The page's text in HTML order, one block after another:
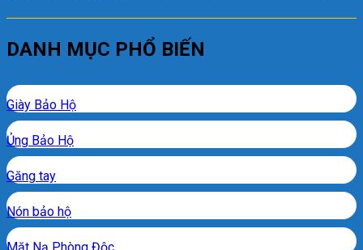
DANH MỤC PHỔ BIẾN
Giày Bảo Hộ
Ủng Bảo Hộ
Găng tay
Nón bảo hộ